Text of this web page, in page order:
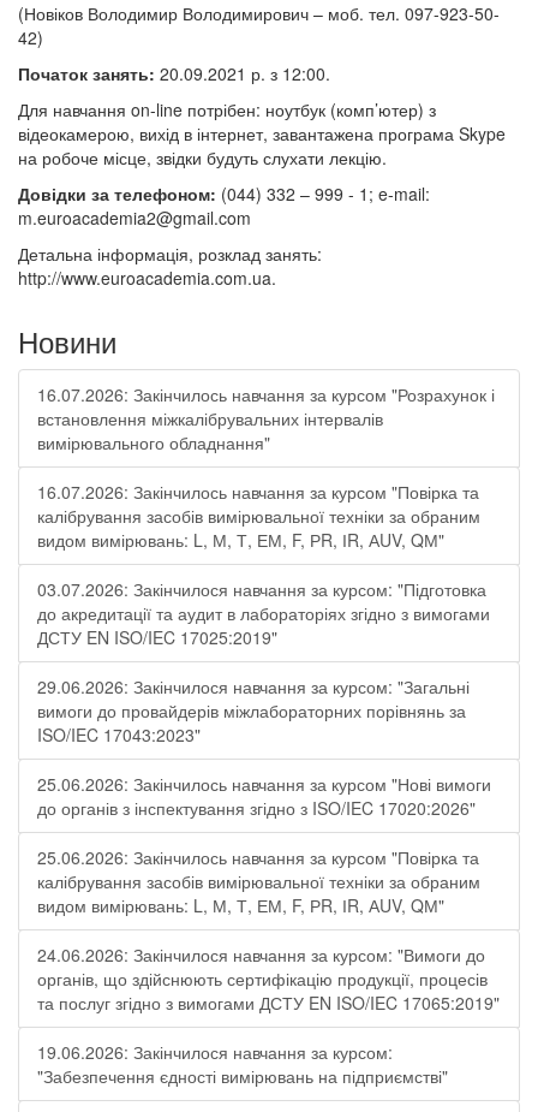
(Новіков Володимир Володимирович – моб. тел. 097-923-50-
42)
Початок занять: 20.09.2021 р. з 12:00.
Для навчання on-line потрібен: ноутбук (комп’ютер) з
відеокамерою, вихід в інтернет, завантажена програма Skype
на робоче місце, звідки будуть слухати лекцію.
Довідки за телефоном: (044) 332 – 999 - 1; e-mail:
m.euroacademia2@gmail.com
Детальна інформація, розклад занять:
http://www.euroacademia.com.ua.
Новини
16.07.2026: Закінчилось навчання за курсом "Розрахунок і
встановлення міжкалібрувальних інтервалів
вимірювального обладнання"
16.07.2026: Закінчилось навчання за курсом "Повірка та
калібрування засобів вимірювальної техніки за обраним
видом вимірювань: L, М, Т, ЕМ, F, РR, ІR, АUV, QМ"
03.07.2026: Закінчилося навчання за курсом: "Підготовка
до акредитації та аудит в лабораторіях згідно з вимогами
ДСТУ EN ISO/IEC 17025:2019"
29.06.2026: Закінчилося навчання за курсом: "Загальні
вимоги до провайдерів міжлабораторних порівнянь за
ISO/IEC 17043:2023"
25.06.2026: Закінчилось навчання за курсом "Нові вимоги
до органів з інспектування згідно з ISO/IEC 17020:2026"
25.06.2026: Закінчилось навчання за курсом "Повірка та
калібрування засобів вимірювальної техніки за обраним
видом вимірювань: L, М, Т, ЕМ, F, РR, ІR, АUV, QМ"
24.06.2026: Закінчилося навчання за курсом: "Вимоги до
органів, що здійснюють сертифікацію продукції, процесів
та послуг згідно з вимогами ДСТУ EN ISO/IEC 17065:2019"
19.06.2026: Закінчилося навчання за курсом:
"Забезпечення єдності вимірювань на підприємстві"